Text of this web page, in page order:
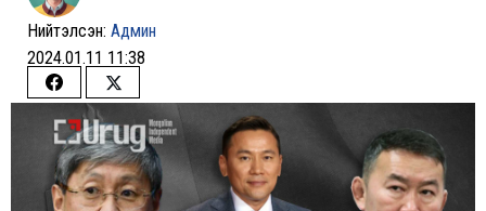
Нийтэлсэн: Админ
2024.01.11 11:38
Share
on
Facebook
Share
on
Twitter